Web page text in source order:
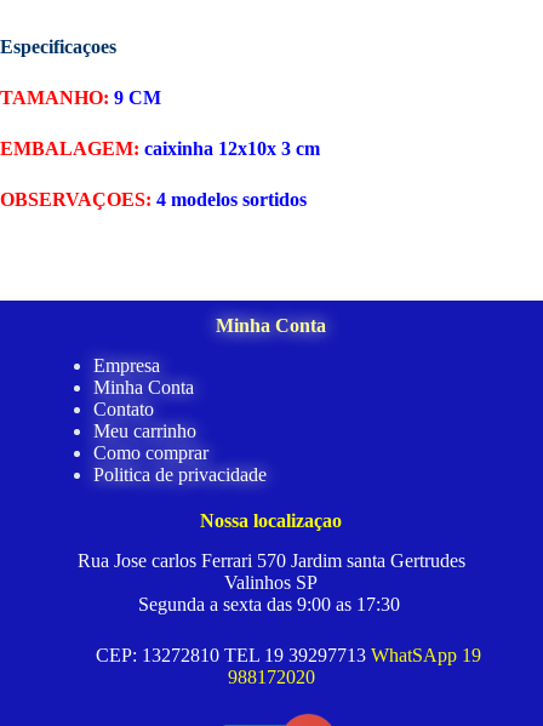
Especificaçoes
TAMANHO: 9 CM
EMBALAGEM: caixinha 12x10x 3 cm
OBSERVAÇOES: 4 modelos sortidos
Minha Conta
Empresa
Minha Conta
Contato
Meu carrinho
Como comprar
Politica de privacidade
Nossa localizaçao
Rua Jose carlos Ferrari 570 Jardim santa Gertrudes
Valinhos SP
Segunda a sexta das 9:00 as 17:30
CEP: 13272810 TEL 19 39297713 WhatSApp 19
988172020